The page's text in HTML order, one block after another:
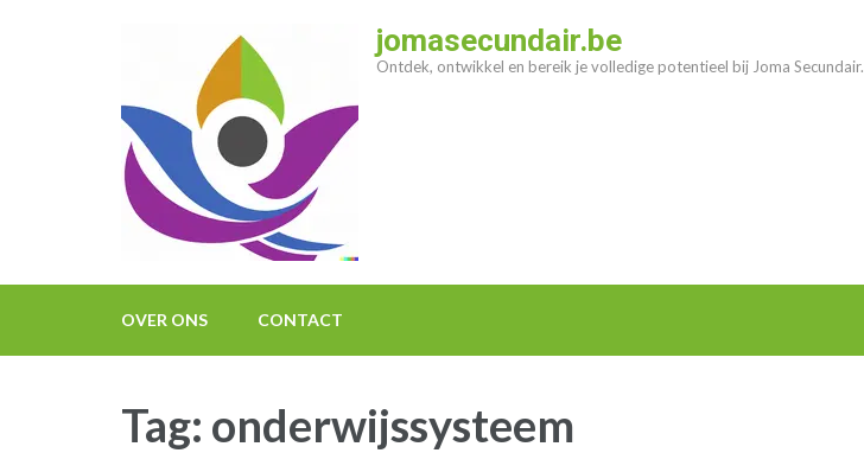
jomasecundair.be
Ontdek, ontwikkel en bereik je volledige potentieel bij Joma Secundair.
OVER ONS CONTACT
Tag: onderwijssysteem